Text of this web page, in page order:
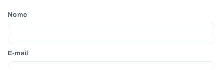
Nome
E-mail